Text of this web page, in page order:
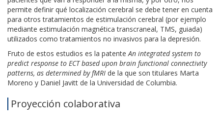
permite definir qué localización cerebral se debe tener en cuenta
para otros tratamientos de estimulación cerebral (por ejemplo
mediante estimulación magnética transcraneal, TMS, guiada)
utilizados como tratamientos no invasivos para la depresión.
Fruto de estos estudios es la patenteAn integrated system to
predict response to ECT based upon brain functional connectivity
patterns, as determined by fMRI de la que son titulares Marta
Moreno y Daniel Javitt de la Universidad de Columbia.
Proyección colaborativa